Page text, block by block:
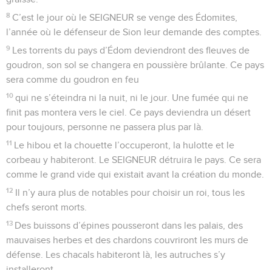
8 C’est le jour où le SEIGNEUR se venge des Édomites,
l’année où le défenseur de Sion leur demande des comptes.
9 Les torrents du pays d’Édom deviendront des fleuves de
goudron, son sol se changera en poussière brûlante. Ce pays
sera comme du goudron en feu
10 qui ne s’éteindra ni la nuit, ni le jour. Une fumée qui ne
finit pas montera vers le ciel. Ce pays deviendra un désert
pour toujours, personne ne passera plus par là.
11 Le hibou et la chouette l’occuperont, la hulotte et le
corbeau y habiteront. Le SEIGNEUR détruira le pays. Ce sera
comme le grand vide qui existait avant la création du monde.
12 Il n’y aura plus de notables pour choisir un roi, tous les
chefs seront morts.
13 Des buissons d’épines pousseront dans les palais, des
mauvaises herbes et des chardons couvriront les murs de
défense. Les chacals habiteront là, les autruches s’y